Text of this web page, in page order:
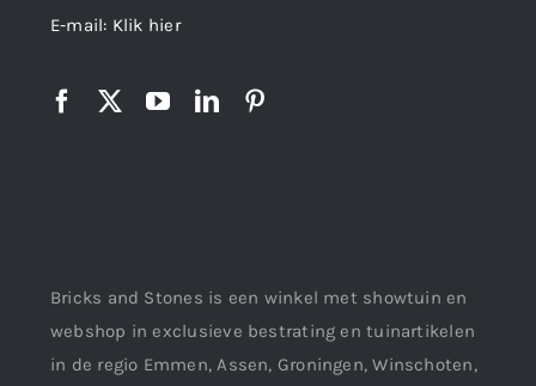
E-mail: Klik hier
Bricks and Stones is een winkel met showtuin en
webshop in exclusieve bestrating en tuinartikelen
in de regio Emmen, Assen, Groningen, Winschoten,